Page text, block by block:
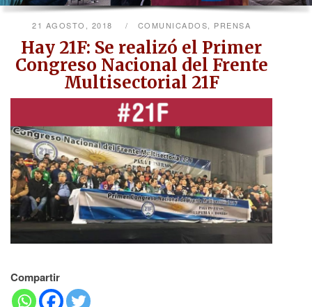
21 AGOSTO, 2018 COMUNICADOS, PRENSA
Hay 21F: Se realizó el Primer
Congreso Nacional del Frente
Multisectorial 21F
Compartir